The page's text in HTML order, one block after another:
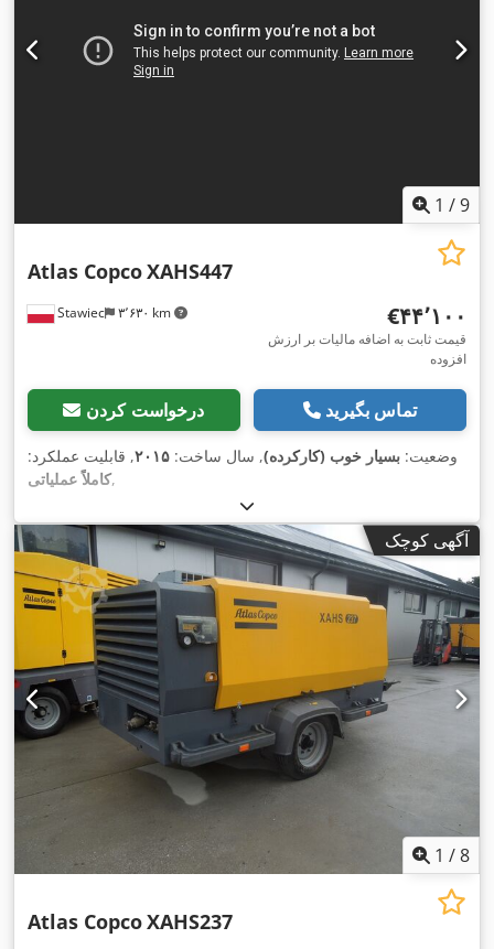
1 /9
Stawiec ۳٬۶۳۰ km
Atlas CopcoXAHS447
‎€۴۴٬۱۰۰
قیمت ثابت به اضافه مالیات بر ارزش
افزوده
درخواست کردن تماس بگیرید
وضعیت: بسیار خوب (کارکرده), سال ساخت: ۲۰۱۵, قابلیت عملکرد:
کاملاً عملیاتی,
آگهی کوچک
1 /8
Atlas CopcoXAHS237